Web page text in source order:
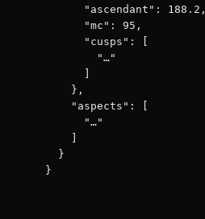
      "ascendant": 188.2,
      "mc": 95,
      "cusps": [
        "…"
    },
    "aspects": [
      "…"
  }
}